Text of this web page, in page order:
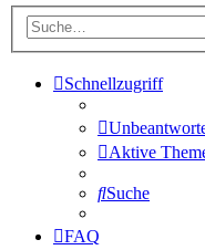
Schnellzugriff
Aktive
Suche
FAQ